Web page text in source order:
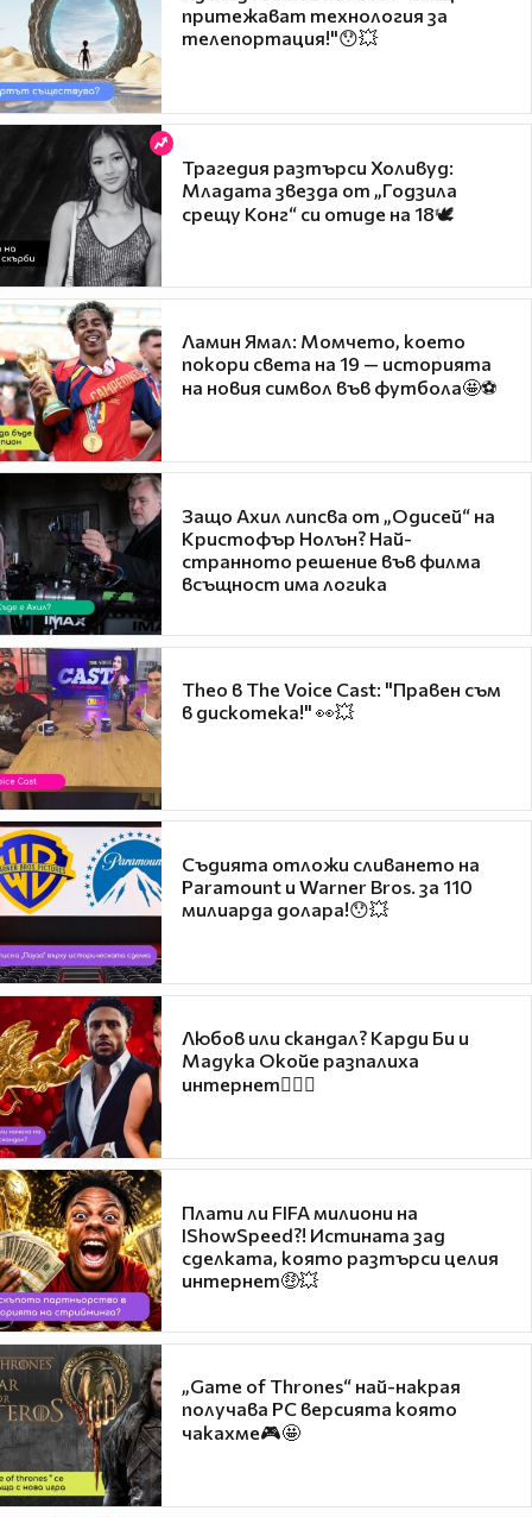
притежават технология за
телепортация!"😯💥
Трагедия разтърси Холивуд:
Младата звезда от „Годзила
срещу Конг“ си отиде на 18🕊️
Ламин Ямал: Момчето, което
покори света на 19 — историята
на новия символ във футбола🤩⚽
Защо Ахил липсва от „Одисей“ на
Кристофър Нолън? Най-
странното решение във филма
всъщност има логика
Theo в The Voice Cast: "Правен съм
в дискотека!" 👀💥
Съдията отложи сливането на
Paramount и Warner Bros. за 110
милиарда долара!😯💥
Любов или скандал? Карди Би и
Мадука Окойе разпалиха
интернет❤️‍🔥🔥
Плати ли FIFA милиони на
IShowSpeed?! Истината зад
сделката, която разтърси целия
интернет🤑💥
„Game of Thrones“ най-накрая
получава PC версията която
чакахме🎮🤩